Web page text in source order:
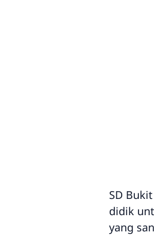
SD
didik
yang